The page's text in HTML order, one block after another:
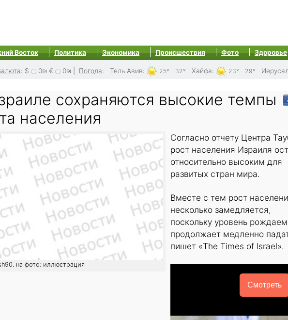
Восток Политика Экономика Происшествия Фото Здоровье
: $ 0₪ € 0₪ Погода: Тель Авив: 25° - 32° Хайфа: 23° - 29°
сохраняются высокие темпы
населения
на фото: иллюстрация
Согласно отчету Центра
рост населения Израиля
относительно высоким для
развитых стран мира.
Вместе с тем рост
несколько замедляется,
поскольку уровень
продолжает медленно
пишет «The Times of Israel».
Смотреть